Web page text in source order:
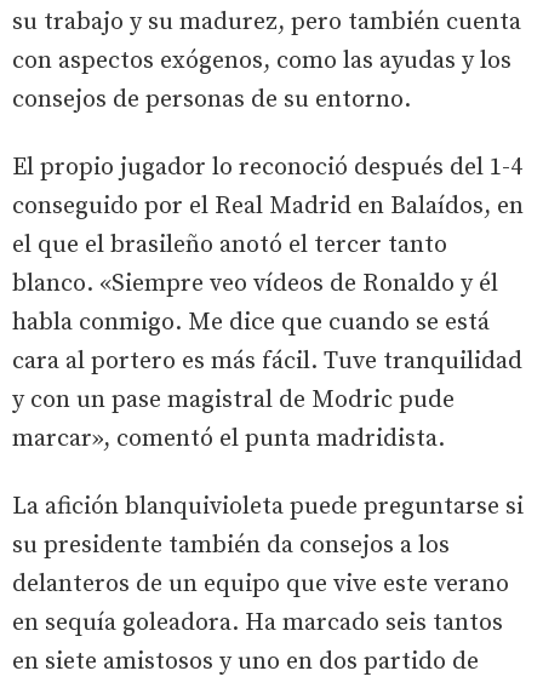
su trabajo y su madurez, pero también cuenta
con aspectos exógenos, como las ayudas y los
consejos de personas de su entorno.
El propio jugador lo reconoció después del 1-4
conseguido por el Real Madrid en Balaídos, en
el que el brasileño anotó el tercer tanto
blanco. «Siempre veo vídeos de Ronaldo y él
habla conmigo. Me dice que cuando se está
cara al portero es más fácil. Tuve tranquilidad
y con un pase magistral de Modric pude
marcar», comentó el punta madridista.
La afición blanquivioleta puede preguntarse si
su presidente también da consejos a los
delanteros de un equipo que vive este verano
en sequía goleadora. Ha marcado seis tantos
en siete amistosos y uno en dos partido de